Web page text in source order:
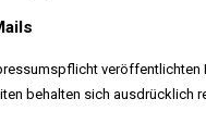
behalten sich ausdrücklich